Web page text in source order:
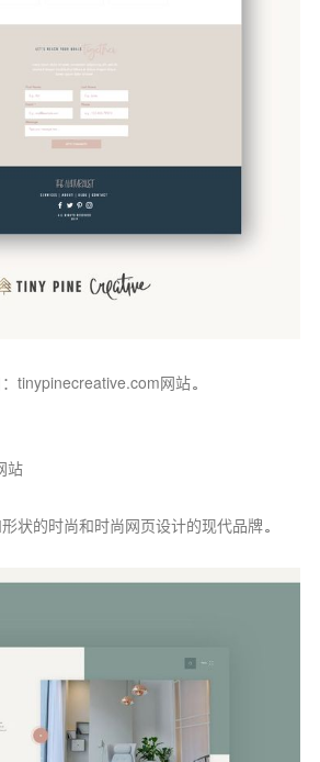
tinypinecreative.com网站。
站
状的时尚和时尚网页设计的现代品牌。